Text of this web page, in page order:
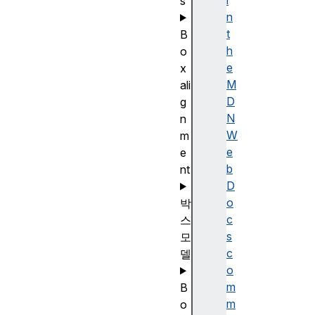
n
t
h
e
M
D
N
W
e
b
D
o
c
s
c
o
m
m
B
o
x
ali
g
n
m
e
nt
박
스
모
델
B
o